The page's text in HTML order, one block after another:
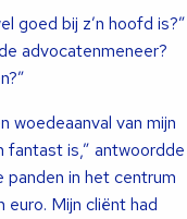
goed bij z’n hoofd is?”
advocatenmeneer?
woedeaanval van mijn
fantast is,” antwoordde
panden in het centrum
euro. Mijn cliënt had